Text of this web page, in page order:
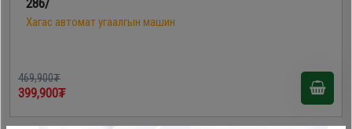
Хагас автомат угаалгын машин
469,900₮
399,900₮